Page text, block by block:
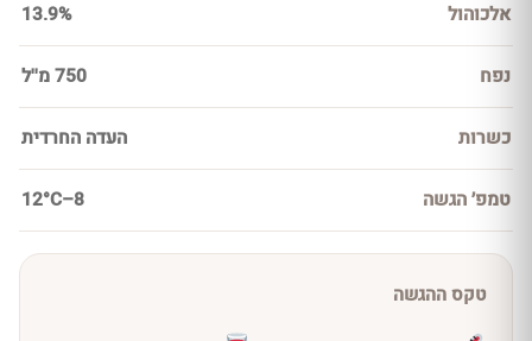
אלכוהול 13.9%
נפח 750 מ''ל
כשרות העדה החרדית
טמפ׳ הגשה 8–12°C
טקס ההגשה